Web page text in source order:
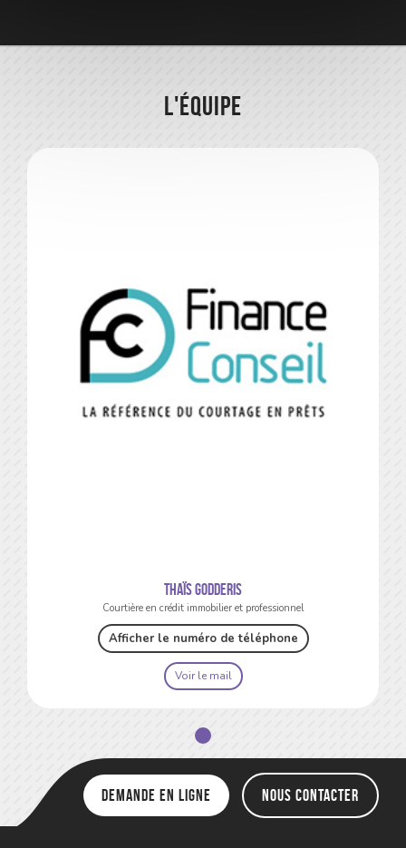
L'équipe
Thaïs Godderis
Courtière en crédit immobilier et professionnel
Afficher le numéro de téléphone
Voir le mail
Demande en ligne Nous contacter